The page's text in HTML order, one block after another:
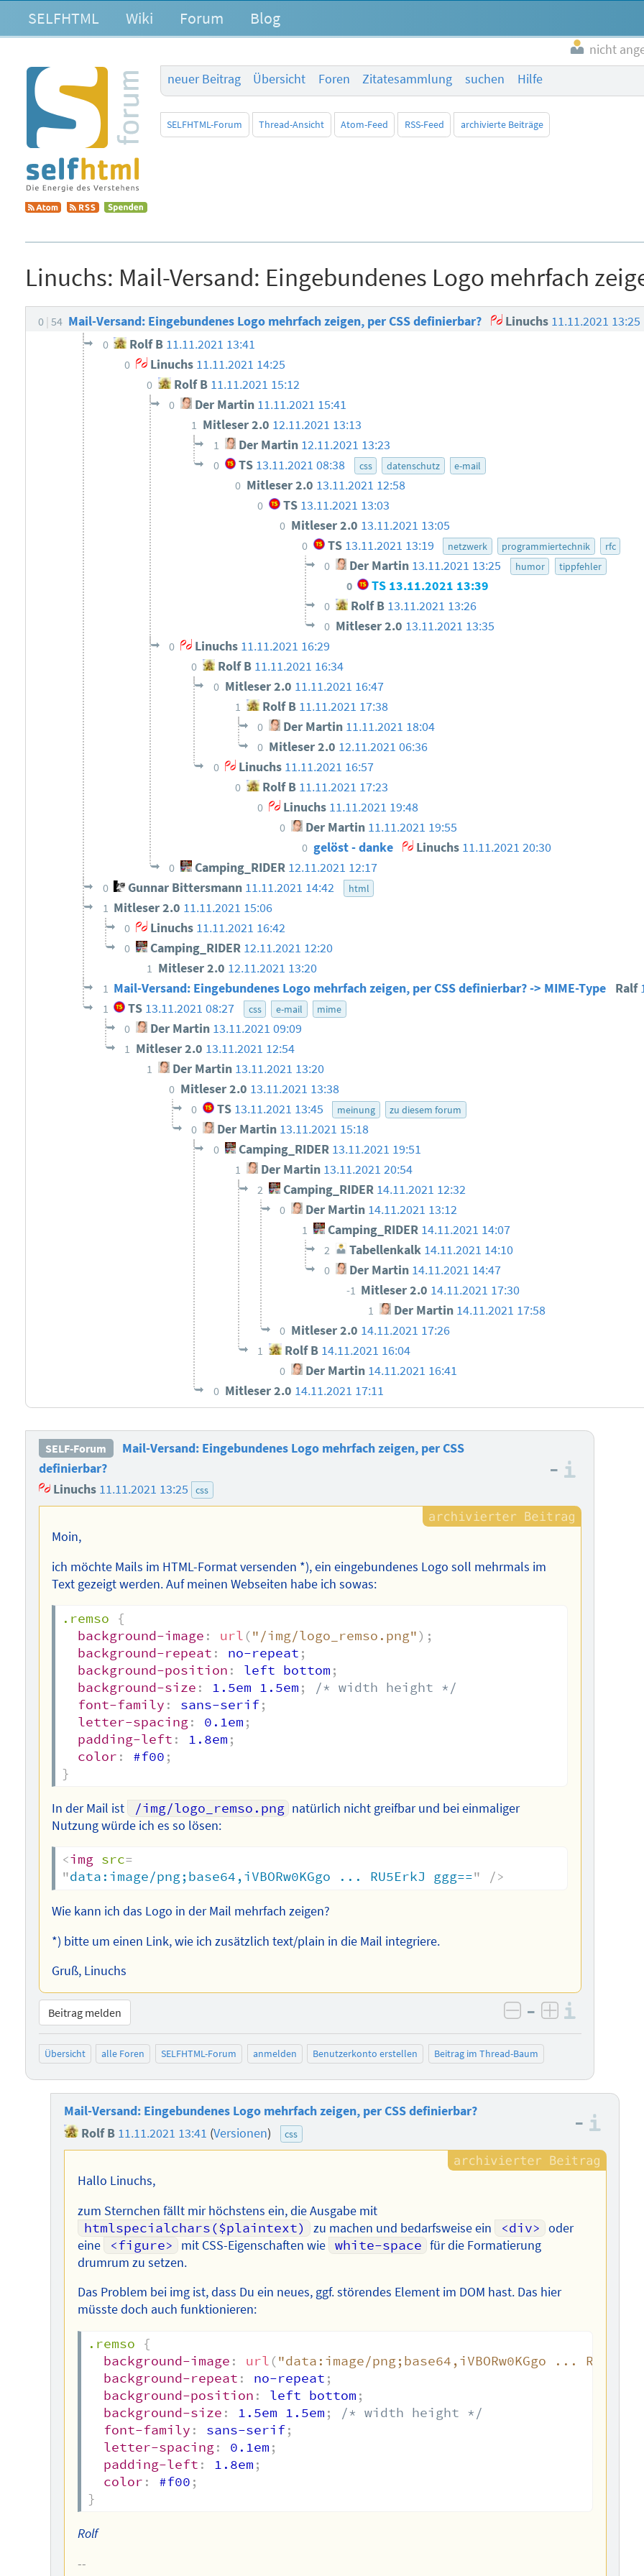
SELFHTML Wiki Forum Blog
nicht
neuer Beitrag
Übersicht Foren Zitatesammlung suchen Hilfe
SELFHTML-Forum Thread-Ansicht Atom-Feed RSS-Feed archivierte Beiträge
Linuchs: Mail-Versand: Eingebundenes Logo mehrfach
0 54 Mail-Versand: Eingebundenes Logo mehrfach zeigen, per CSS definierbar? Linuchs 11.11.2021 13:25
0 Rolf B 11.11.2021 13:41
0 Linuchs 11.11.2021 14:25
0 Rolf B 11.11.2021 15:12
0 Der Martin 11.11.2021 15:41
1 Mitleser 2.0 12.11.2021 13:13
1 Der Martin 12.11.2021 13:23
0 TS 13.11.2021 08:38 css datenschutz e-mail
0 Mitleser 2.0 13.11.2021 12:58
0 TS 13.11.2021 13:03
0 Mitleser 2.0 13.11.2021 13:05
0 TS 13.11.2021 13:19 netzwerk programmiertechnik rfc
0 Der Martin 13.11.2021 13:25 humor tippfehler
0 TS 13.11.2021 13:39
0 Rolf B 13.11.2021 13:26
0 Mitleser 2.0 13.11.2021 13:35
0 Linuchs 11.11.2021 16:29
0 Rolf B 11.11.2021 16:34
0 Mitleser 2.0 11.11.2021 16:47
1 Rolf B 11.11.2021 17:38
0 Der Martin 11.11.2021 18:04
0 Mitleser 2.0 12.11.2021 06:36
0 Linuchs 11.11.2021 16:57
0 Rolf B 11.11.2021 17:23
0 Linuchs 11.11.2021 19:48
0 Der Martin 11.11.2021 19:55
0 gelöst - danke Linuchs 11.11.2021 20:30
0 Camping_RIDER 12.11.2021 12:17
0 Gunnar Bittersmann 11.11.2021 14:42 html
1 Mitleser 2.0 11.11.2021 15:06
0 Linuchs 11.11.2021 16:42
0 Camping_RIDER 12.11.2021 12:20
1 Mitleser 2.0 12.11.2021 13:20
1 Mail-Versand: Eingebundenes Logo mehrfach zeigen, per CSS definierbar? -> MIME-Type Ralf
1 TS 13.11.2021 08:27 css e-mail mime
0 Der Martin 13.11.2021 09:09
1 Mitleser 2.0 13.11.2021 12:54
1 Der Martin 13.11.2021 13:20
0 Mitleser 2.0 13.11.2021 13:38
0 TS 13.11.2021 13:45 meinung zu diesem forum
0 Der Martin 13.11.2021 15:18
0 Camping_RIDER 13.11.2021 19:51
1 Der Martin 13.11.2021 20:54
2 Camping_RIDER 14.11.2021 12:32
0 Der Martin 14.11.2021 13:12
1 Camping_RIDER 14.11.2021 14:07
2 Tabellenkalk 14.11.2021 14:10
0 Der Martin 14.11.2021 14:47
-1 Mitleser 2.0 14.11.2021 17:30
1 Der Martin 14.11.2021 17:58
0 Mitleser 2.0 14.11.2021 17:26
1 Rolf B 14.11.2021 16:04
0 Der Martin 14.11.2021 16:41
0 Mitleser 2.0 14.11.2021 17:11
SELF-Forum
Mail-Versand: Eingebundenes Logo mehrfach zeigen, per CSS
definierbar?
Linuchs 11.11.2021 13:25 css
–
Moin,
ich möchte Mails im HTML-Format versenden *), ein eingebundenes Logo soll mehrmals im
Text gezeigt werden. Auf meinen Webseiten habe ich sowas:
.remso
{
background-image : url ("/img/logo_remso.png") ;
background-repeat : no-repeat ;
background-position : left bottom ;
background-size : 1.5em 1.5em ;
/* width height */
font-family : sans-serif;
letter-spacing: 0.1em ;
padding-left : 1.8em ;
color : #f00 ;
}
In der Mail ist /img/logo_remso.png natürlich nicht greifbar und bei einmaliger
Nutzung würde ich es so lösen:
<img src=
"data:image/png;base64,iVBORw0KGgo ... RU5ErkJ ggg==" />
Wie kann ich das Logo in der Mail mehrfach zeigen?
*) bitte um einen Link, wie ich zusätzlich text/plain in die Mail integriere.
Gruß, Linuchs
Beitrag melden negativ bewerten
– positiv
Übersicht alle Foren SELFHTML-Forum anmelden Benutzerkonto erstellen Beitrag im Thread-Baum
Mail-Versand: Eingebundenes Logo mehrfach zeigen, per CSS definierbar?
Rolf B 11.11.2021 13:41 (Versionen) css
–
Hallo Linuchs,
zum Sternchen fällt mir höchstens ein, die Ausgabe mit
htmlspecialchars($plaintext)
zu machen und bedarfsweise ein <div> oder
eine
<figure> mit CSS-Eigenschaften wie white-space für die Formatierung
drumrum zu setzen.
Das Problem bei img ist, dass Du ein neues, ggf. störendes Element im DOM hast. Das hier
müsste doch auch funktionieren:
.remso
{
background-image : url ("data:image/png;base64,iVBORw0KGgo ... RU5ErkJ
background-repeat : no-repeat ;
background-position : left bottom ;
background-size : 1.5em 1.5em ;
/* width height */
font-family : sans-serif;
letter-spacing: 0.1em ;
padding-left : 1.8em ;
color : #f00 ;
}
Rolf
--